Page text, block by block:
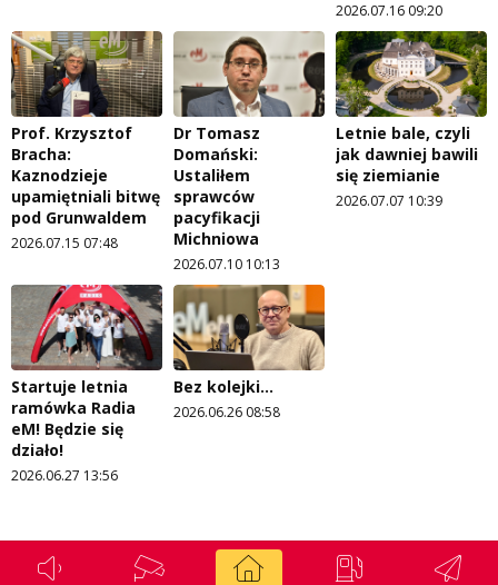
2026.07.16 09:20
Prof. Krzysztof
Bracha:
Kaznodzieje
upamiętniali bitwę
pod Grunwaldem
2026.07.15 07:48
Dr Tomasz
Domański:
Ustaliłem
sprawców
pacyfikacji
Michniowa
2026.07.10 10:13
Letnie bale, czyli
jak dawniej bawili
się ziemianie
2026.07.07 10:39
Startuje letnia
ramówka Radia
eM! Będzie się
działo!
2026.06.27 13:56
Bez kolejki...
2026.06.26 08:58